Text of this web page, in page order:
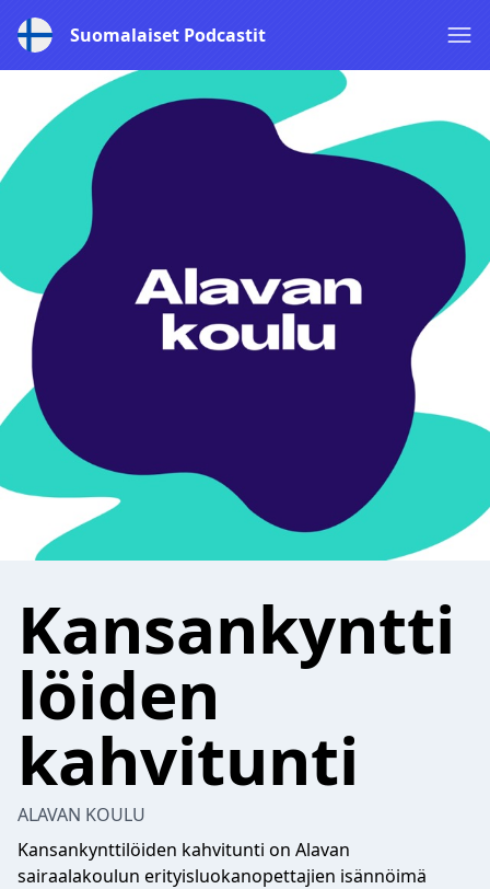
Suomalaiset Podcastit
Kansankyntti
löiden
kahvitunti
ALAVAN KOULU
Kansankynttilöiden kahvitunti on Alavan
sairaalakoulun erityisluokanopettajien isännöimä